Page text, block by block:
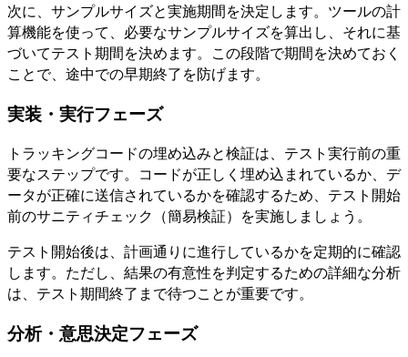
次に、サンプルサイズと実施期間を決定します。ツールの計
算機能を使って、必要なサンプルサイズを算出し、それに基
づいてテスト期間を決めます。この段階で期間を決めておく
ことで、途中での早期終了を防げます。
実装・実行フェーズ
トラッキングコードの埋め込みと検証は、テスト実行前の重
要なステップです。コードが正しく埋め込まれているか、デ
ータが正確に送信されているかを確認するため、テスト開始
前のサニティチェック（簡易検証）を実施しましょう。
テスト開始後は、計画通りに進行しているかを定期的に確認
します。ただし、結果の有意性を判定するための詳細な分析
は、テスト期間終了まで待つことが重要です。
分析・意思決定フェーズ